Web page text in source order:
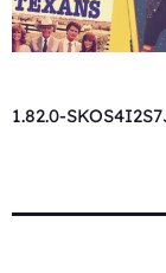
1.82.0-